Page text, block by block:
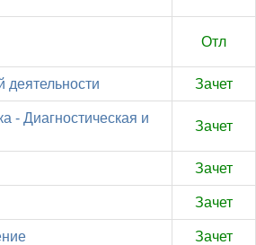
Отл
Зачет
- Диагностическая и
Зачет
Зачет
Зачет
Зачет